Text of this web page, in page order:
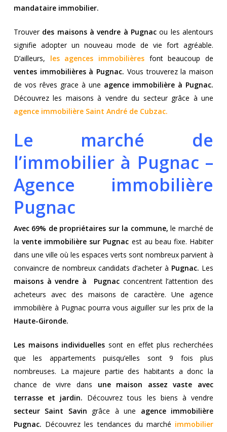
mandataire immobilier.
Trouver des maisons à vendre à Pugnac ou les alentours
signifie adopter un nouveau mode de vie fort agréable.
D’ailleurs, les agences immobilières font beaucoup de
ventes immobilières à Pugnac. Vous trouverez la maison
de vos rêves grace à une agence immobilière à Pugnac.
Découvrez les maisons à vendre du secteur grâce à une
agence immobilière Saint André de Cubzac.
Le marché de
l’immobilier à Pugnac –
Agence immobilière
Pugnac
Avec 69% de propriétaires sur la commune, le marché de
lavente immobilière sur Pugnac est au beau fixe. Habiter
dans une ville où les espaces verts sont nombreux parvient à
convaincre de nombreux candidats d’acheter à Pugnac. Les
maisons à vendre à Pugnac concentrent l’attention des
acheteurs avec des maisons de caractère. Une agence
immobilière à Pugnac pourra vous aiguiller sur les prix de la
Haute-Gironde.
Les maisons individuelles sont en effet plus recherchées
que les appartements puisqu’elles sont 9 fois plus
nombreuses. La majeure partie des habitants a donc la
chance de vivre dans une maison assez vaste avec
terrasse et jardin. Découvrez tous les biens à vendre
secteur Saint Savin grâce à une agence immobilière
Pugnac. Découvrez les tendances du marché immobilier